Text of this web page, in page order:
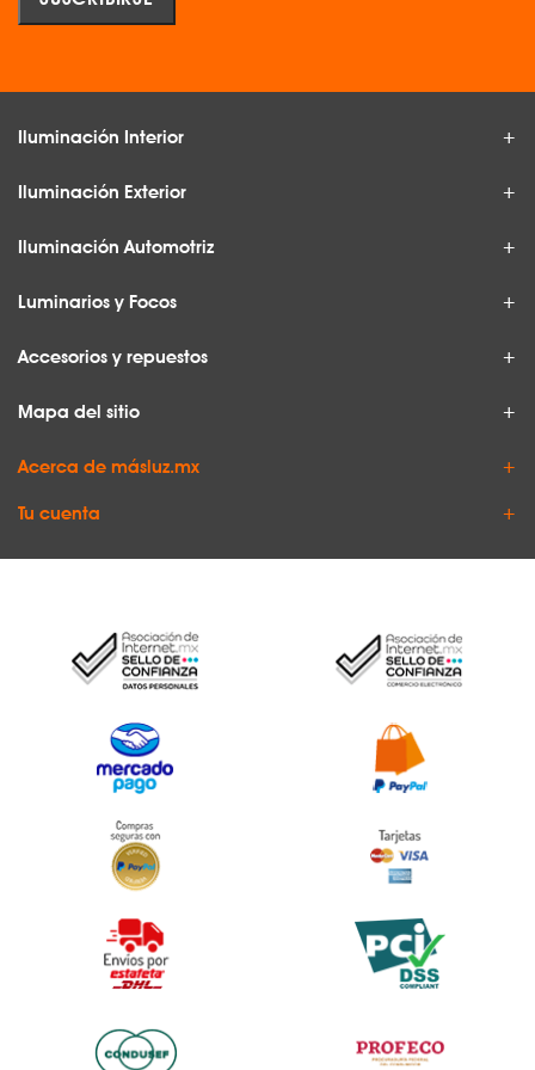
Iluminación Interior
Iluminación Exterior
Iluminación Automotriz
Luminarios y Focos
Accesorios y repuestos
Mapa del sitio
Acerca de másluz.mx
Tu cuenta